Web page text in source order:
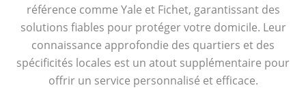
référence comme Yale et Fichet, garantissant des
solutions fiables pour protéger votre domicile. Leur
connaissance approfondie des quartiers et des
spécificités locales est un atout supplémentaire pour
offrir un service personnalisé et efficace.